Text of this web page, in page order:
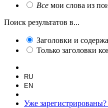
Все мои слова из
Поиск результатов в...
Заголовки и
Только заголовки
RU
EN
Уже